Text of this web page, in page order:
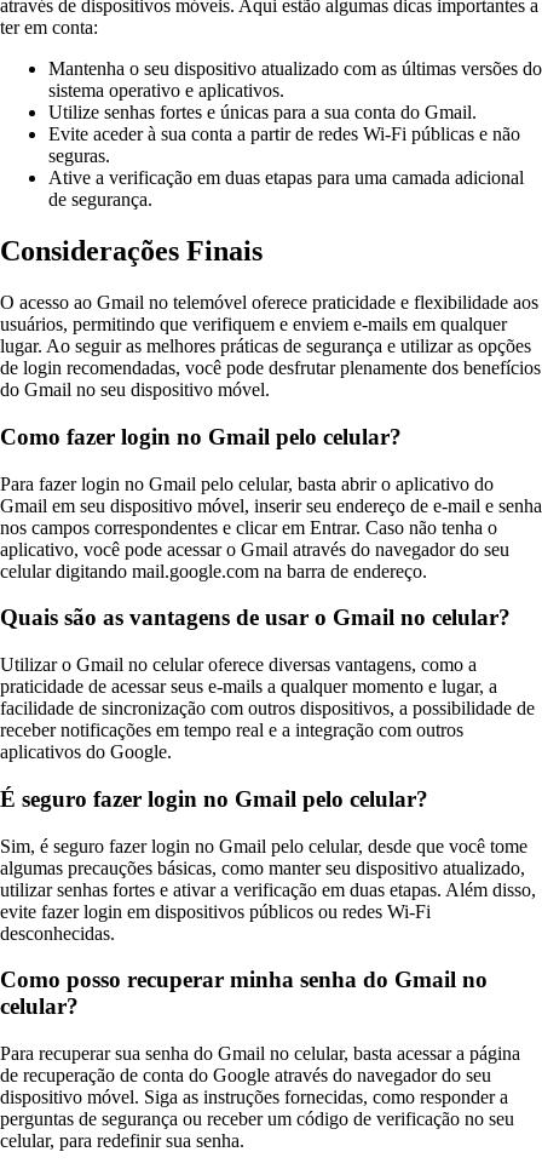
através de dispositivos móveis. Aqui estão algumas dicas importantes a
ter em conta:
Mantenha o seu dispositivo atualizado com as últimas versões do
sistema operativo e aplicativos.
Utilize senhas fortes e únicas para a sua conta do Gmail.
Evite aceder à sua conta a partir de redes Wi-Fi públicas e não
seguras.
Ative a verificação em duas etapas para uma camada adicional
de segurança.
Considerações Finais
O acesso ao Gmail no telemóvel oferece praticidade e flexibilidade aos
usuários, permitindo que verifiquem e enviem e-mails em qualquer
lugar. Ao seguir as melhores práticas de segurança e utilizar as opções
de login recomendadas, você pode desfrutar plenamente dos benefícios
do Gmail no seu dispositivo móvel.
Como fazer login no Gmail pelo celular?
Para fazer login no Gmail pelo celular, basta abrir o aplicativo do
Gmail em seu dispositivo móvel, inserir seu endereço de e-mail e senha
nos campos correspondentes e clicar em Entrar. Caso não tenha o
aplicativo, você pode acessar o Gmail através do navegador do seu
celular digitando mail.google.com na barra de endereço.
Quais são as vantagens de usar o Gmail no celular?
Utilizar o Gmail no celular oferece diversas vantagens, como a
praticidade de acessar seus e-mails a qualquer momento e lugar, a
facilidade de sincronização com outros dispositivos, a possibilidade de
receber notificações em tempo real e a integração com outros
aplicativos do Google.
É seguro fazer login no Gmail pelo celular?
Sim, é seguro fazer login no Gmail pelo celular, desde que você tome
algumas precauções básicas, como manter seu dispositivo atualizado,
utilizar senhas fortes e ativar a verificação em duas etapas. Além disso,
evite fazer login em dispositivos públicos ou redes Wi-Fi
desconhecidas.
Como posso recuperar minha senha do Gmail no
celular?
Para recuperar sua senha do Gmail no celular, basta acessar a página
de recuperação de conta do Google através do navegador do seu
dispositivo móvel. Siga as instruções fornecidas, como responder a
perguntas de segurança ou receber um código de verificação no seu
celular, para redefinir sua senha.